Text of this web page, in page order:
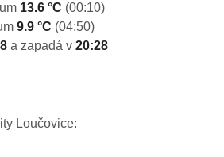
13.6 °C (00:10)
9.9 °C (04:50)
a zapadá v 20:28
Loučovice: